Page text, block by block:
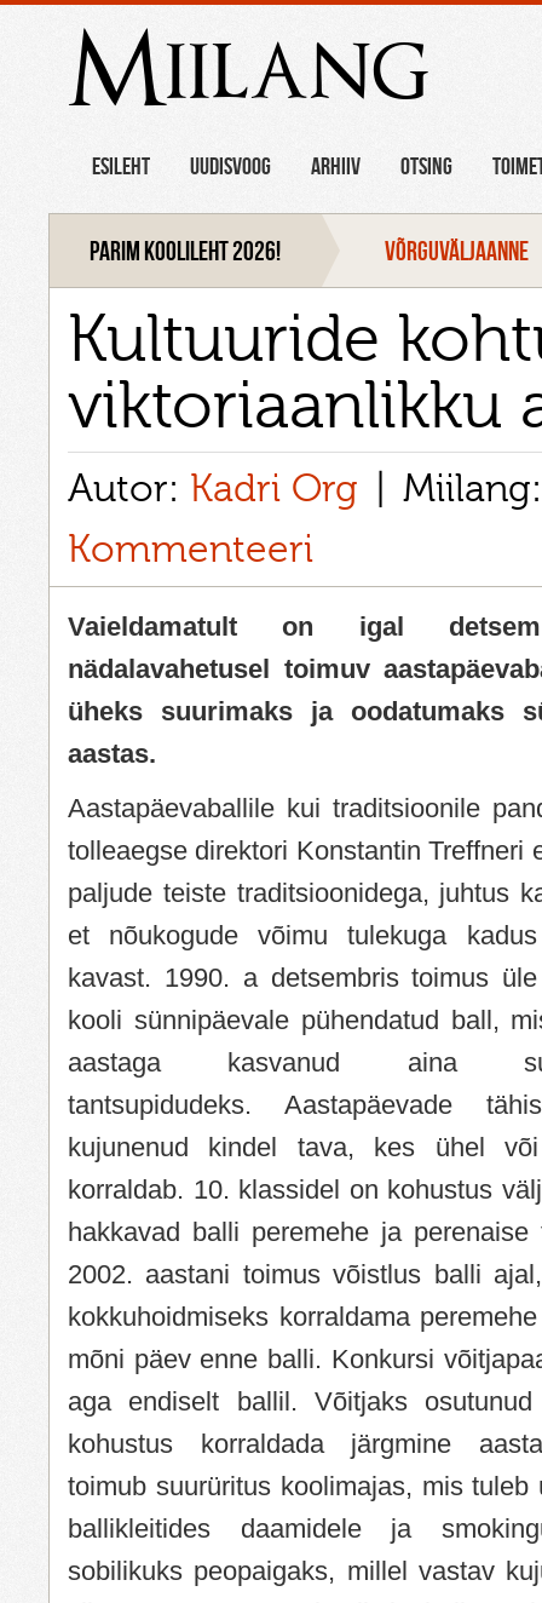
Miilang
ESILEHT UUDISVOOG ARHIIV OTSING
Parim koolileht 2026! VÕRGUVÄLJAANNE
Kultuuride
viktoriaanlikku
Autor: Kadri Org
Kommenteeri
Vaieldamatult on igal
nädalavahetusel toimuv
üheks suurimaks ja oodatumaks
aastas.
Aastapäevaballile kui traditsioonile
tolleaegse direktori Konstantin Treffneri
paljude teiste traditsioonidega, juhtus
et nõukogude võimu tulekuga
kavast. 1990. a detsembris toimus
kooli sünnipäevale pühendatud ball,
aastaga kasvanud aina
tantsupidudeks. Aastapäevade
kujunenud kindel tava, kes ühel
korraldab. 10. klassidel on kohustus
hakkavad balli peremehe ja perenaise
2002. aastani toimus võistlus balli
kokkuhoidmiseks korraldama
mõni päev enne balli. Konkursi
aga endiselt ballil. Võitjaks
kohustus korraldada järgmine
toimub suurüritus koolimajas, mis tuleb
ballikleitides daamidele ja
sobilikuks peopaigaks, millel vastav